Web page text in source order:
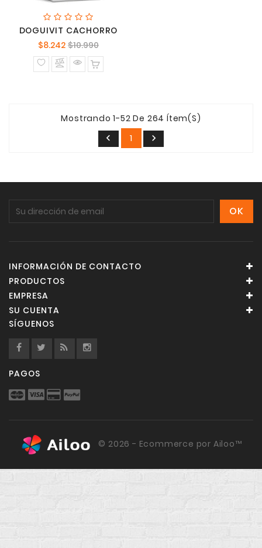
DOGUIVIT CACHORRO
$8.242 Precio
normal
$10.990Precio
Mostrando 1-52 De 264 Ítem(s)

1 
INFORMACIÓN DE CONTACTO
PRODUCTOS
EMPRESA
SU CUENTA
SÍGUENOS
PAGOS
© 2026 - Ecommerce por Ailoo™